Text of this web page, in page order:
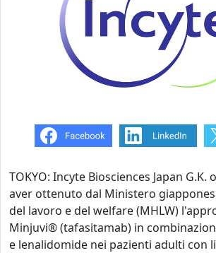
TOKYO: Incyte Biosciences Japan G.K.
aver ottenuto dal Ministero
del lavoro e del welfare (MHLW)
Minjuvi® (tafasitamab) in
e lenalidomide nei pazienti adulti con